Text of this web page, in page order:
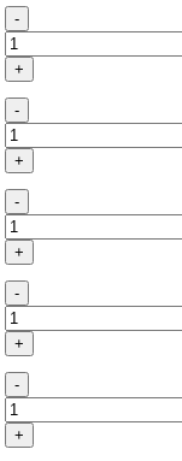
-
+
-
+
-
+
-
+
-
+